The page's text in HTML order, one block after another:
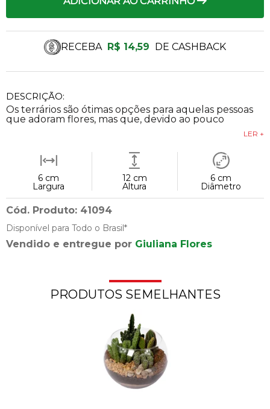
DESCRIÇÃO:
Os terrários são ótimas opções para aquelas pessoas
que adoram flores, mas que, devido ao pouco
LER +
6 cm
Largura
12 cm
Altura
6 cm
Diâmetro
Cód. Produto: 41094
Disponível para Todo o Brasil*
Vendido e entregue por Giuliana Flores
RECEBA R$ 14,59 DE CASHBACK
PRODUTOS SEMELHANTES